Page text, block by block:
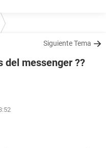
Siguiente Tema
del messenger ??